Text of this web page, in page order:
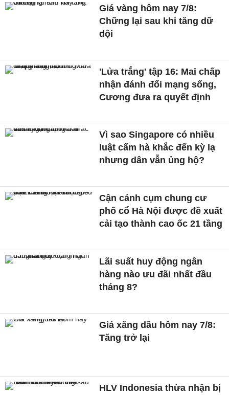
Giá vàng hôm nay 7/8:
Chững lại sau khi tăng dữ
dội
'Lửa trắng' tập 16: Mai chấp
nhận đánh đổi mạng sống,
Cương đưa ra quyết định
Vì sao Singapore có nhiều
luật cấm hà khắc đến kỳ lạ
nhưng dân vẫn ủng hộ?
Cận cảnh cụm chung cư
phố cổ Hà Nội được đề xuất
cải tạo thành cao ốc 21 tầng
Lãi suất huy động ngân
hàng nào ưu đãi nhất đầu
tháng 8?
Giá xăng dầu hôm nay 7/8:
Tăng trở lại
HLV Indonesia thừa nhận bị